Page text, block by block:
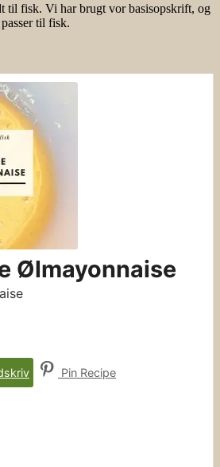
til fisk. Vi har brugt vor basisopskrift, og
til fisk.
Ølmayonnaise
Pin Recipe